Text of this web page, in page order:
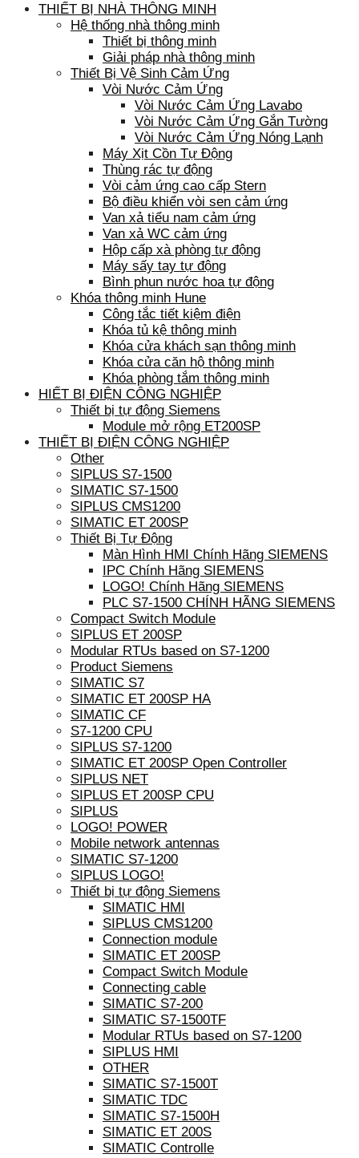
THIẾT BỊ NHÀ THÔNG MINH
Hệ thống nhà thông minh
Thiết bị thông minh
Giải pháp nhà thông minh
Thiết Bị Vệ Sinh Cảm Ứng
Vòi Nước Cảm Ứng
Vòi Nước Cảm Ứng Lavabo
Vòi Nước Cảm Ứng Gắn Tường
Vòi Nước Cảm Ứng Nóng Lạnh
Máy Xịt Cồn Tự Động
Thùng rác tự động
Vòi cảm ứng cao cấp Stern
Bộ điều khiển vòi sen cảm ứng
Van xả tiểu nam cảm ứng
Van xả WC cảm ứng
Hộp cấp xà phòng tự động
Máy sấy tay tự động
Bình phun nước hoa tự động
Khóa thông minh Hune
Công tắc tiết kiệm điện
Khóa tủ kệ thông minh
Khóa cửa khách sạn thông minh
Khóa cửa căn hộ thông minh
Khóa phòng tắm thông minh
HIẾT BỊ ĐIỆN CÔNG NGHIỆP
Thiết bị tự động Siemens
Module mở rộng ET200SP
THIẾT BỊ ĐIỆN CÔNG NGHIỆP
Other
SIPLUS S7-1500
SIMATIC S7-1500
SIPLUS CMS1200
SIMATIC ET 200SP
Thiết Bị Tự Động
Màn Hình HMI Chính Hãng SIEMENS
IPC Chính Hãng SIEMENS
LOGO! Chính Hãng SIEMENS
PLC S7-1500 CHÍNH HÃNG SIEMENS
Compact Switch Module
SIPLUS ET 200SP
Modular RTUs based on S7-1200
Product Siemens
SIMATIC S7
SIMATIC ET 200SP HA
SIMATIC CF
S7-1200 CPU
SIPLUS S7-1200
SIMATIC ET 200SP Open Controller
SIPLUS NET
SIPLUS ET 200SP CPU
SIPLUS
LOGO! POWER
Mobile network antennas
SIMATIC S7-1200
SIPLUS LOGO!
Thiết bị tự động Siemens
SIMATIC HMI
SIPLUS CMS1200
Connection module
SIMATIC ET 200SP
Compact Switch Module
Connecting cable
SIMATIC S7-200
SIMATIC S7-1500TF
Modular RTUs based on S7-1200
SIPLUS HMI
OTHER
SIMATIC S7-1500T
SIMATIC TDC
SIMATIC S7-1500H
SIMATIC ET 200S
SIMATIC Controlle